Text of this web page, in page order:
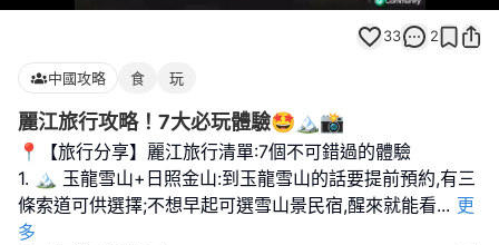
87.50%
33 2
中國攻略 食 玩
麗江旅行攻略！7大必玩體驗🤩🏔️📸
📍【旅行分享】麗江旅行清單:7個不可錯過的體驗
1. 🏔 玉龍雪山+日照金山:到玉龍雪山的話要提前預約,有三
條索道可供選擇;不想早起可選雪山景民宿,醒來就能看... 更
多